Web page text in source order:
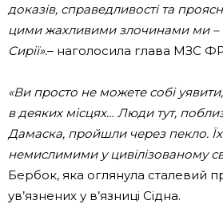
доказів, справедливості та
цими жахливими злочинами ми –
Сирії».– наголосила глава МЗС
«Ви просто не можете собі
в деяких місцях… Люди тут,
Дамаска, пройшли через пекло.
немислимими у цивілізованому
Бербок, яка оглянула сталевий
ув’язнених у в’язниці Сідна.